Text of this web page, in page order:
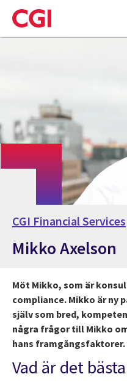
Skip
to
main
CGI Financial Services
Mikko Axelson
Möt Mikko, som är
compliance. Mikko är ny
själv som bred,
några frågor till Mikko
hans framgångsfaktorer.
Vad är det